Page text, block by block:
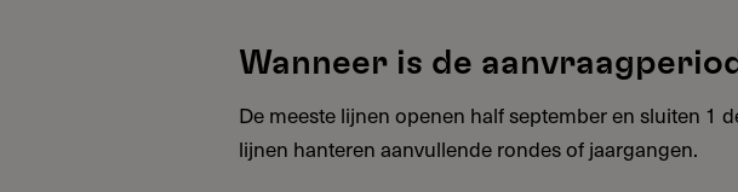
Wanneer is de
De meeste lijnen openen half september en sluiten 1
lijnen hanteren aanvullende rondes of jaargangen.